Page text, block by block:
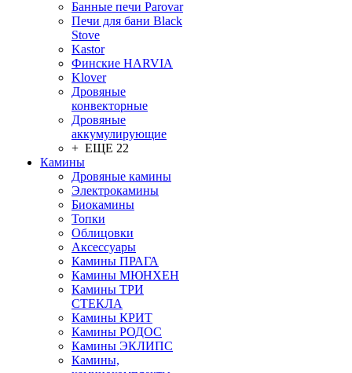
Банные печи Parovar
Печи для бани Black
Stove
Kastor
Финские HARVIA
Klover
Дровяные
конвекторные
Дровяные
аккумулирующие
+ ЕЩЕ 22
Камины
Дровяные камины
Электрокамины
Биокамины
Топки
Облицовки
Аксессуары
Камины ПРАГА
Камины МЮНХЕН
Камины ТРИ
СТЕКЛА
Камины КРИТ
Камины РОДОС
Камины ЭКЛИПС
Камины,